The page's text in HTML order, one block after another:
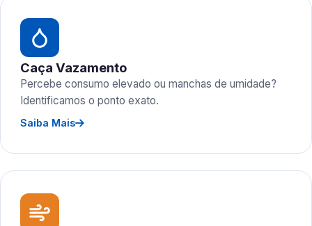
Caça Vazamento
Percebe consumo elevado ou manchas de umidade?
Identificamos o ponto exato.
Saiba Mais